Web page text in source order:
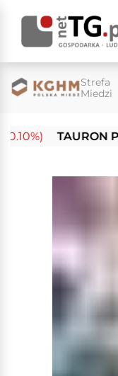
Strefa
Miedzi
TAURON